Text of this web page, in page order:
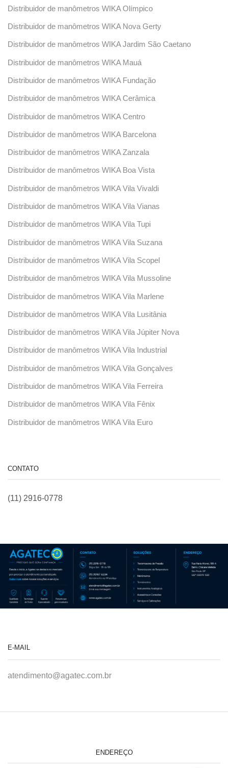
Distribuidor de manômetros WIKA Olímpico
Distribuidor de manômetros WIKA Nova Gerty
Distribuidor de manômetros WIKA Jardim São Caetano
Distribuidor de manômetros WIKA Mauá
Distribuidor de manômetros WIKA Fundação
Distribuidor de manômetros WIKA Cerâmica
Distribuidor de manômetros WIKA Centro
Distribuidor de manômetros WIKA Barcelona
Distribuidor de manômetros WIKA Zanzala
Distribuidor de manômetros WIKA Boa Vista
Distribuidor de manômetros WIKA Vila Vivaldi
Distribuidor de manômetros WIKA Vila Vianas
Distribuidor de manômetros WIKA Vila Tupi
Distribuidor de manômetros WIKA Vila Suzana
Distribuidor de manômetros WIKA Vila Scopel
Distribuidor de manômetros WIKA Vila Mussoline
Distribuidor de manômetros WIKA Vila Marlene
Distribuidor de manômetros WIKA Vila Lusitânia
Distribuidor de manômetros WIKA Vila Júpiter Nova
Distribuidor de manômetros WIKA Vila Industrial
Distribuidor de manômetros WIKA Vila Gonçalves
Distribuidor de manômetros WIKA Vila Ferreira
Distribuidor de manômetros WIKA Vila Fênix
Distribuidor de manômetros WIKA Vila Euro
CONTATO
(11) 2916-0778
E-MAIL
atendimento@agatec.com.br
ENDEREÇO